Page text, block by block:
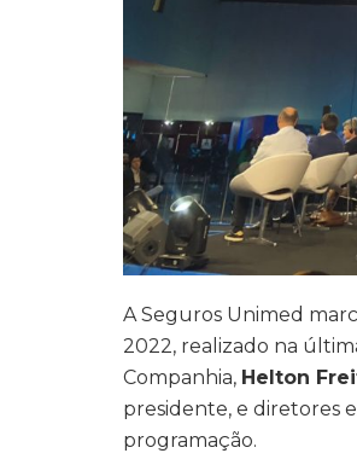
A Seguros Unimed
2022, realizado na
Companhia, Helton
presidente, e diretores
programação.